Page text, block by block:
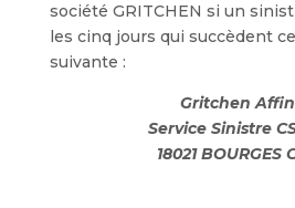
société GRITCHEN si un
les cinq jours qui succèdent
suivante :
Gritchen
Service Sinistre
18021 BOURGES